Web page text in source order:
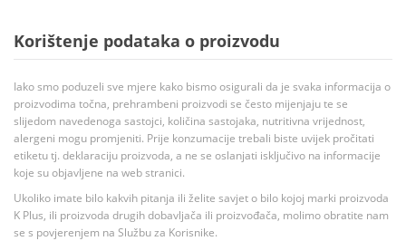
Korištenje podataka o proizvodu
Iako smo poduzeli sve mjere kako bismo osigurali da je svaka informacija o
proizvodima točna, prehrambeni proizvodi se često mijenjaju te se
slijedom navedenoga sastojci, količina sastojaka, nutritivna vrijednost,
alergeni mogu promjeniti. Prije konzumacije trebali biste uvijek pročitati
etiketu tj. deklaraciju proizvoda, a ne se oslanjati isključivo na informacije
koje su objavljene na web stranici.
Ukoliko imate bilo kakvih pitanja ili želite savjet o bilo kojoj marki proizvoda
K Plus, ili proizvoda drugih dobavljača ili proizvođača, molimo obratite nam
se s povjerenjem na Službu za Korisnike.